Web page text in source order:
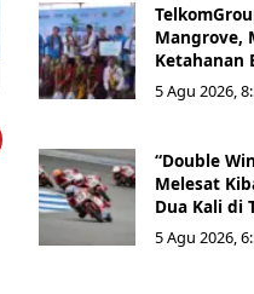
Mangrove,
Ketahanan
5 Agu 2026,
“Double
Melesat
Dua Kali di
5 Agu 2026,